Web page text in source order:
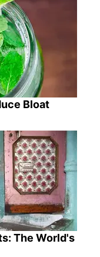
Bloat
The World's